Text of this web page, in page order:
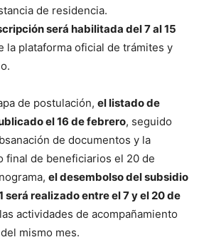
de residencia.
será habilitada del 7 al 15
la plataforma oficial de trámites y
de postulación, el listado de
el 16 de febrero, seguido
de documentos y la
final de beneficiarios el 20 de
el desembolso del subsidio
será realizado entre el 7 y el 20 de
actividades de acompañamiento
mismo mes.